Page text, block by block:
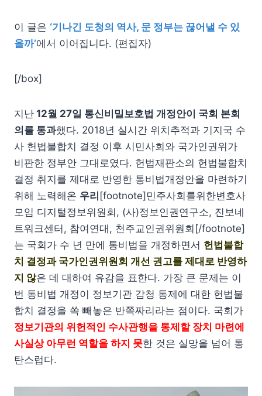
이 글은 ‘기나긴 도청의 역사, 문 정부는 끊어낼 수 있
을까’에서 이어집니다. (편집자)
[/box]
지난 12월 27일 통신비밀보호법 개정안이 국회 본회
의를 통과했다. 2018년 실시간 위치추적과 기지국 수
사 헌법불합치 결정 이후 시민사회와 국가인권위가
비판한 정부안 그대로였다. 헌법재판소의 헌법불합치
결정 취지를 제대로 반영한 통비법개정안을 마련하기
위해 노력해온 우리 [footnote]민주사회를위한변호사
모임 디지털정보위원회, (사)정보인권연구소, 진보네
트워크센터, 참여연대, 천주교인권위원회[/footnote]
는 국회가 수 년 만에 통비법을 개정하면서 헌법불합
치 결정과 국가인권위원회 개선 권고를 제대로 반영하
지 않은 데 대하여 유감을 표한다. 가장 큰 문제는 이
번 통비법 개정이 정보기관 감청 통제에 대한 헌법불
합치 결정을 쏙 빼놓은 반쪽짜리라는 점이다. 국회가
정보기관의 위헌적인 수사관행을 통제할 장치 마련에
사실상 아무런 역할을 하지 못한 것은 실망을 넘어 통
탄스럽다.